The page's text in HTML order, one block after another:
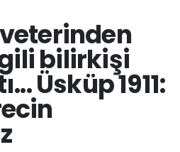
bilirkişi
Üsküp 1911: